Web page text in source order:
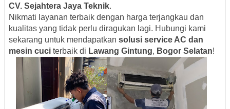
CV. Sejahtera Jaya Teknik.
Nikmati layanan terbaik dengan harga terjangkau dan
kualitas yang tidak perlu diragukan lagi. Hubungi kami
sekarang untuk mendapatkan solusi service AC dan
mesin cuci terbaik di Lawang Gintung, Bogor Selatan!